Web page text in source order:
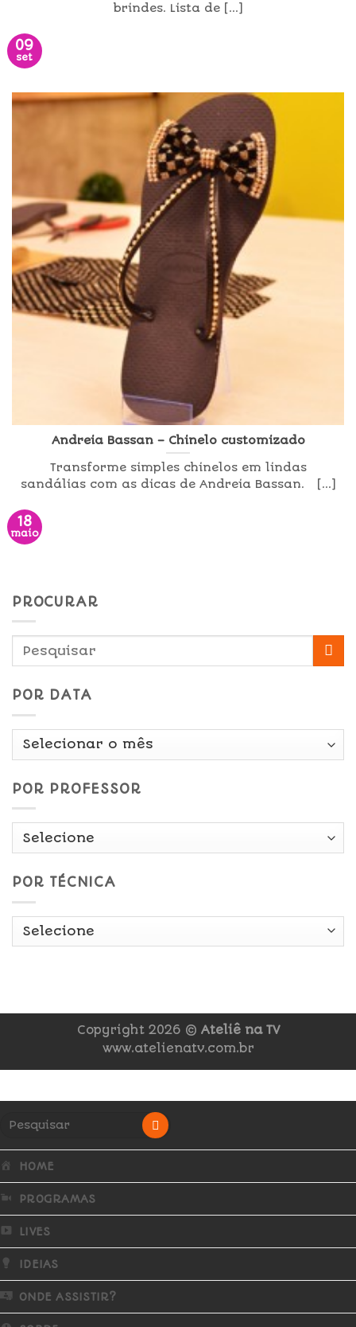
brindes. Lista de [...]
09
set
Andreia Bassan – Chinelo customizado
Transforme simples chinelos em lindas
sandálias com as dicas de Andreia Bassan. [...]
18
maio
PROCURAR
POR DATA
Por
POR PROFESSOR
POR TÉCNICA
Copyright 2026 © Ateliê na TV
www.atelienatv.com.br
HOME
PROGRAMAS
LIVES
IDEIAS
ONDE ASSISTIR?